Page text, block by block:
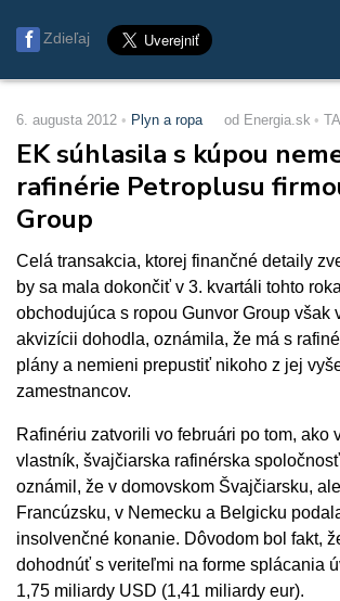
Zdieľaj
6. augusta 2012 Plyn a ropa od Energia.sk
EK súhlasila s kúpou
rafinérie Petroplusu
Group
Celá transakcia, ktorej finančné detaily
by sa mala dokončiť v 3. kvartáli tohto
obchodujúca s ropou Gunvor Group však
akvizícii dohodla, oznámila, že má s
plány a nemieni prepustiť nikoho z jej
zamestnancov.
Rafinériu zatvorili vo februári po tom, ako
vlastník, švajčiarska rafinérska
oznámil, že v domovskom Švajčiarsku,
Francúzsku, v Nemecku a Belgicku
insolvenčné konanie. Dôvodom bol fakt,
dohodnúť s veriteľmi na forme splácania
1,75 miliardy USD (1,41 miliardy eur).